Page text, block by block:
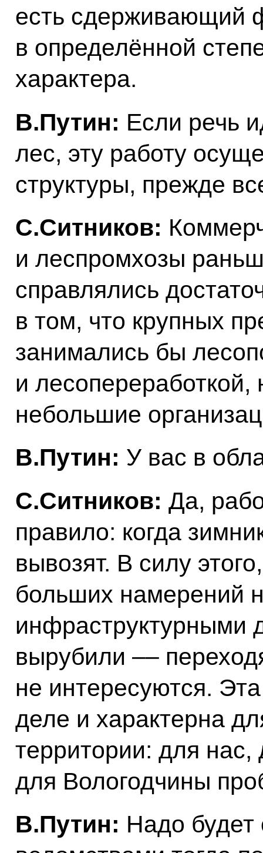
есть сдерживающий
в определённой
характера.
В.Путин: Если речь
лес, эту работу
структуры, прежде
С.Ситников:
и леспромхозы
справлялись
в том, что крупных
занимались бы
и лесопереработкой,
небольшие
В.Путин: У вас в
С.Ситников: Да,
правило: когда
вывозят. В силу
больших намерений
инфраструктурными
вырубили ––
не интересуются.
деле и характерна
территории: для нас,
для Вологодчины
В.Путин: Надо